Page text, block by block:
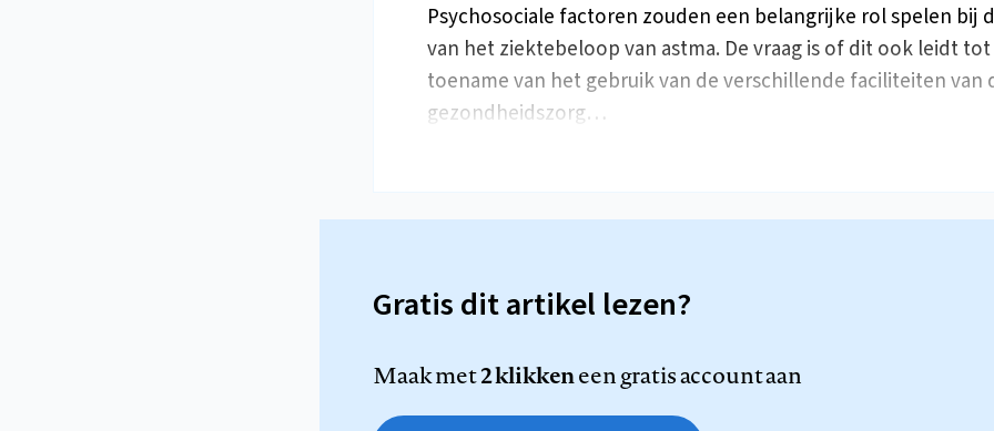
Psychosociale factoren zouden een belangrijke rol spelen bij
van het ziektebeloop van astma. De vraag is of dit ook leidt
toename van het gebruik van de verschillende faciliteiten van
gezondheidszorg…
Gratis dit artikel lezen?
Maak met2 klikkeneen gratis account aan